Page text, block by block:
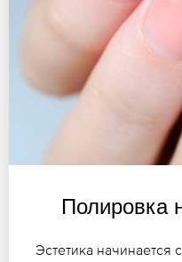
Полировка
Эстетика начинается